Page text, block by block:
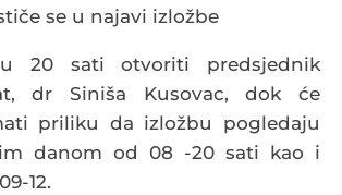
se u najavi izložbe
20 sati otvoriti predsjednik
dr Siniša Kusovac, dok će
priliku da izložbu pogledaju
danom od 08 -20 sati kao i
12.